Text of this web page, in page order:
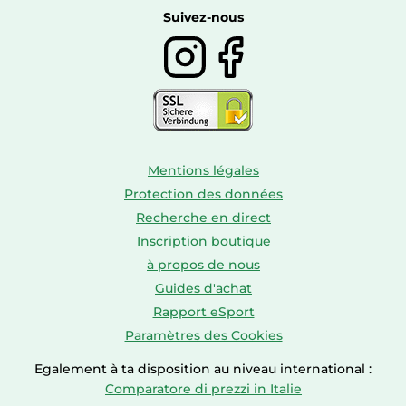
Suivez-nous
Mentions légales
Protection des données
Recherche en direct
Inscription boutique
à propos de nous
Guides d'achat
Rapport eSport
Paramètres des Cookies
Egalement à ta disposition au niveau international :
Comparatore di prezzi in Italie